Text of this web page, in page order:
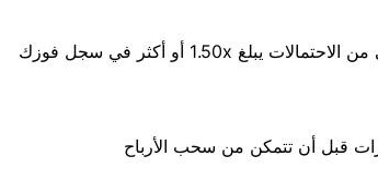
تُحتسب فقط الرهانات بأموال حقيقية مع حد أدنى من الاحتمالات يبلغ 1.50x أو أكثر في سجل فوزك